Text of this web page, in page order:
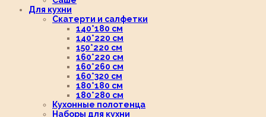
Для кухни
Скатерти и салфетки
140*180 см
140*220 см
150*220 см
160*220 см
160*260 см
160*320 см
180*180 см
180*280 см
Кухонные полотенца
Наборы для кухни